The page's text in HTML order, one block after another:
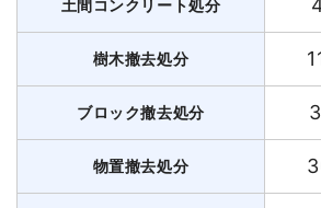
土間コンクリート処分
樹木撤去処分
ブロック撤去処分
物置撤去処分